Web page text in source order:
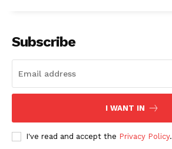
Subscribe
I WANT IN
I've read and accept the Privacy Policy.